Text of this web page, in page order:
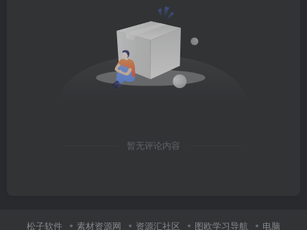
暂无评论内容
松子软件 素材资源网 资源汇社区 图欧学习导航 电脑